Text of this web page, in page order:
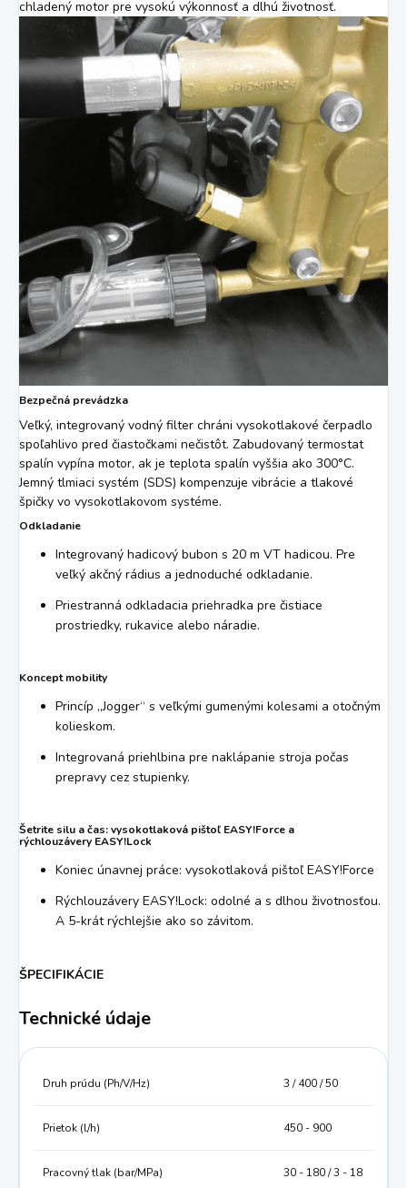
chladený motor pre vysokú výkonnosť a dlhú životnosť.
Bezpečná prevádzka
Veľký, integrovaný vodný filter chráni vysokotlakové čerpadlo
spoľahlivo pred čiastočkami nečistôt. Zabudovaný termostat
spalín vypína motor, ak je teplota spalín vyššia ako 300°C.
Jemný tlmiaci systém (SDS) kompenzuje vibrácie a tlakové
špičky vo vysokotlakovom systéme.
Odkladanie
Integrovaný hadicový bubon s 20 m VT hadicou. Pre
veľký akčný rádius a jednoduché odkladanie.
Priestranná odkladacia priehradka pre čistiace
prostriedky, rukavice alebo náradie.
Koncept mobility
Princíp „Jogger“ s veľkými gumenými kolesami a otočným
kolieskom.
Integrovaná priehlbina pre naklápanie stroja počas
prepravy cez stupienky.
Šetrite silu a čas: vysokotlaková pištoľ EASY!Force a
rýchlouzávery EASY!Lock
Koniec únavnej práce: vysokotlaková pištoľ EASY!Force
Rýchlouzávery EASY!Lock: odolné a s dlhou životnosťou.
A 5-krát rýchlejšie ako so závitom.
ŠPECIFIKÁCIE
Technické údaje
Druh prúdu (Ph/V/Hz) 3 / 400 / 50
Prietok (l/h) 450 - 900
Pracovný tlak (bar/MPa) 30 - 180 / 3 - 18